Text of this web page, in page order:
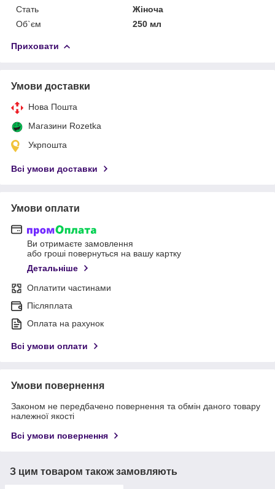
Стать
Жіноча
Об`єм
250 мл
Приховати
Умови доставки
Нова Пошта
Магазини Rozetka
Укрпошта
Всі умови доставки
Умови оплати
Ви отримаєте замовлення
або гроші повернуться на вашу картку
Детальніше
Оплатити частинами
Післяплата
Оплата на рахунок
Всі умови оплати
Умови повернення
Законом не передбачено повернення та обмін даного товару
належної якості
Всі умови повернення
З цим товаром також замовляють